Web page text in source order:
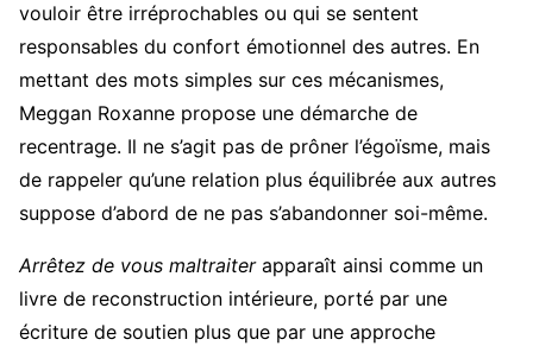
vouloir être irréprochables ou qui se sentent
responsables du confort émotionnel des autres. En
mettant des mots simples sur ces mécanismes,
Meggan Roxanne propose une démarche de
recentrage. Il ne s’agit pas de prôner l’égoïsme, mais
de rappeler qu’une relation plus équilibrée aux autres
suppose d’abord de ne pas s’abandonner soi-même.
Arrêtez de vous maltraiterapparaît ainsi comme un
livre de reconstruction intérieure, porté par une
écriture de soutien plus que par une approche